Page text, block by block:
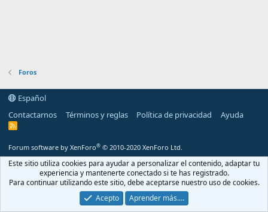
Foros
Español
Contactarnos
Términos y reglas Política de privacidad Ayuda
R
Forum software by XenForo® © 2010-2020 XenForo Ltd.
Este sitio utiliza cookies para ayudar a personalizar el contenido, adaptar tu
experiencia y mantenerte conectado si te has registrado.
Para continuar utilizando este sitio, debe aceptarse nuestro uso de cookies.
Acepto
Aprender más.…